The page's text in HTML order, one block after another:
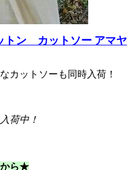
トン カットソー アマヤ
カットソーも同時入荷！
荷中！
から★